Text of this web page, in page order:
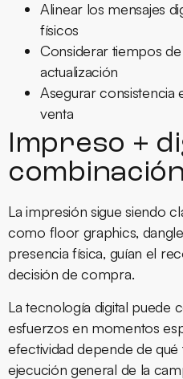
Alinear los mensajes
físicos
Considerar tiempos
actualización
Asegurar consistencia
venta
Impreso +
La impresión sigue siendo
como floor graphics,
presencia física, guían el
decisión de compra.
La tecnología digital puede
esfuerzos en momentos
efectividad depende de
ejecución general de la